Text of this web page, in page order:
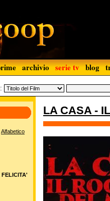
archivio serie tv blog
LA CASA -
Alfabetico
FELICITA'